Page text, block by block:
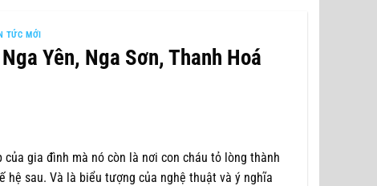
TỨC MỚI
Yên, Nga Sơn, Thanh Hoá
gia đình mà nó còn là nơi con cháu tỏ lòng thành
sau. Và là biểu tượng của nghệ thuật và ý nghĩa